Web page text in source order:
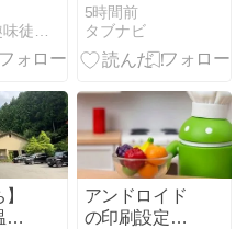
ロ
図
ッドスマホケ
ースの購入ガ
イド
5時間前
タブナビ
泉
アンドロイド
の印刷設定を